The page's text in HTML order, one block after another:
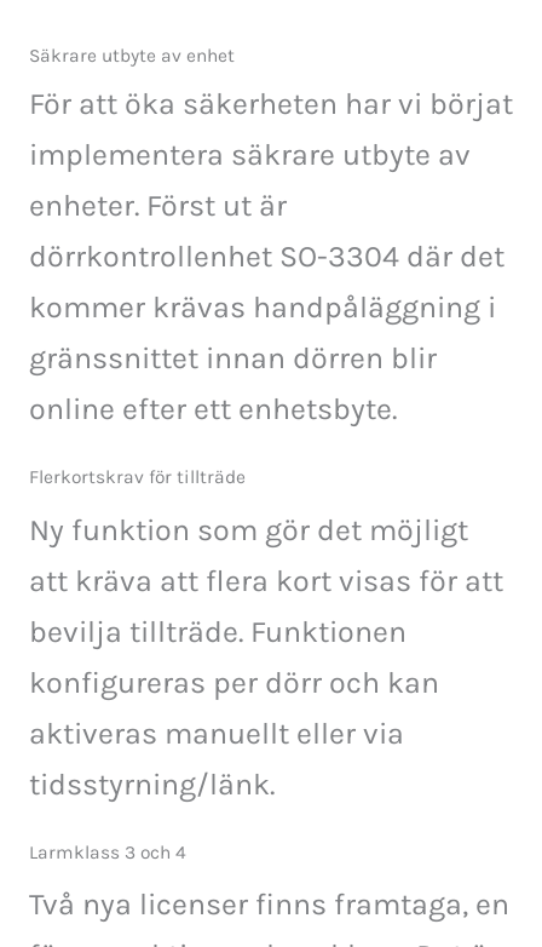
Säkrare utbyte av enhet
För att öka säkerheten har vi börjat
implementera säkrare utbyte av
enheter. Först ut är
dörrkontrollenhet SO-3304 där det
kommer krävas handpåläggning i
gränssnittet innan dörren blir
online efter ett enhetsbyte.
Flerkortskrav för tillträde
Ny funktion som gör det möjligt
att kräva att flera kort visas för att
bevilja tillträde. Funktionen
konfigureras per dörr och kan
aktiveras manuellt eller via
tidsstyrning/länk.
Larmklass 3 och 4
Två nya licenser finns framtaga, en